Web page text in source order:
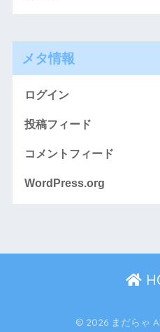
メタ情報
ログイン
投稿フィード
コメントフィード
WordPress.org
© 2026 まだらゃ